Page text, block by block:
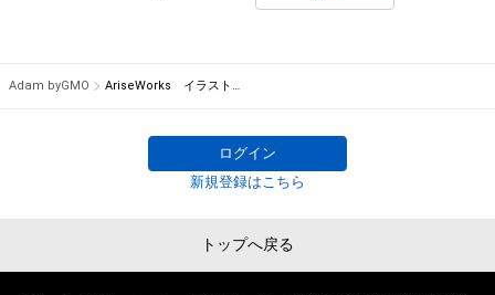
Adam byGMO AriseWorks イラストレーター
ログイン
新規登録はこちら
トップへ戻る